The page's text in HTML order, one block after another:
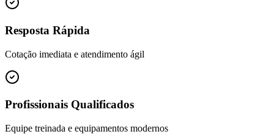
Resposta Rápida
Cotação imediata e atendimento ágil
Profissionais Qualificados
Equipe treinada e equipamentos modernos